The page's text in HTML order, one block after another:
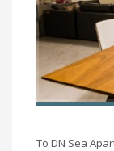
Το DN Sea